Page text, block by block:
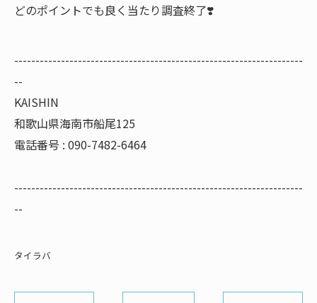
どのポイントでも良く当たり調査終了❣️
--------------------------------------------------------------------
--
KAISHIN
和歌山県海南市船尾125
電話番号 : 090-7482-6464
--------------------------------------------------------------------
--
タイラバ